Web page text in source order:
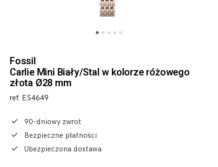
Fossil
Carlie Mini Biały/Stal w kolorze różowego
złota Ø28 mm
ref. ES4649
90-dniowy zwrot
Bezpieczne płatności
Ubezpieczona dostawa